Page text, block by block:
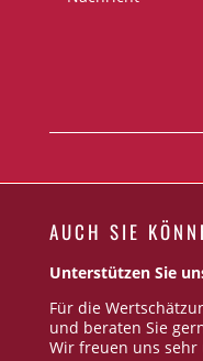
AUCH SIE
Unterstützen Sie
Für die
und beraten Sie
Wir freuen uns sehr